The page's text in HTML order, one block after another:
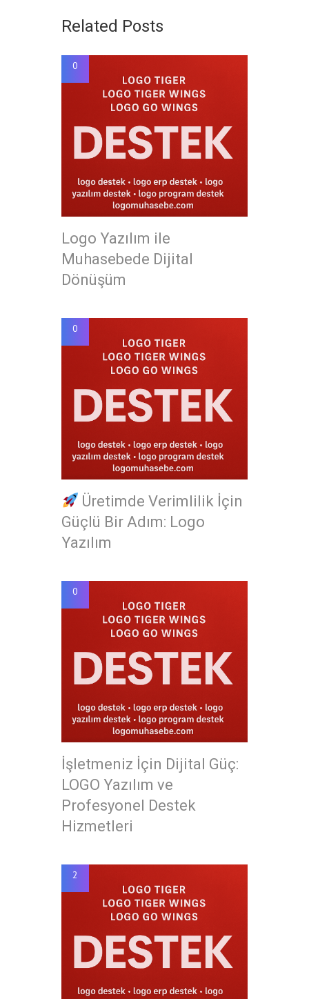
Related Posts
0
Logo Yazılım ile
Muhasebede Dijital
Dönüşüm
0
Üretimde Verimlilik İçin
Güçlü Bir Adım: Logo
Yazılım
0
İşletmeniz İçin Dijital Güç:
LOGO Yazılım ve
Profesyonel Destek
Hizmetleri
2